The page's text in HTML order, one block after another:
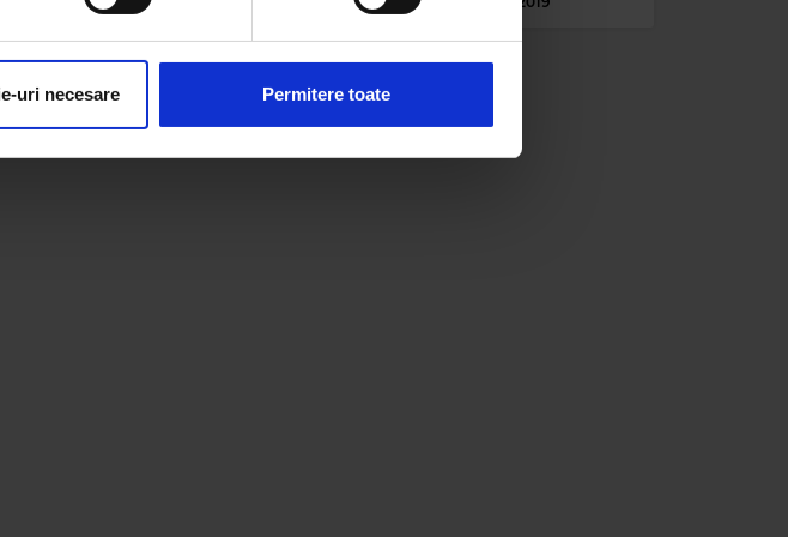
publicitate și de analize informații cu privire la modul în
oferite de dvs. sau culese în urma folosirii serviciilor
uri necesare Permitere toate